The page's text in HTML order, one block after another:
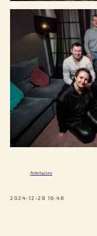
Апельсин
2024-12-28 16:48